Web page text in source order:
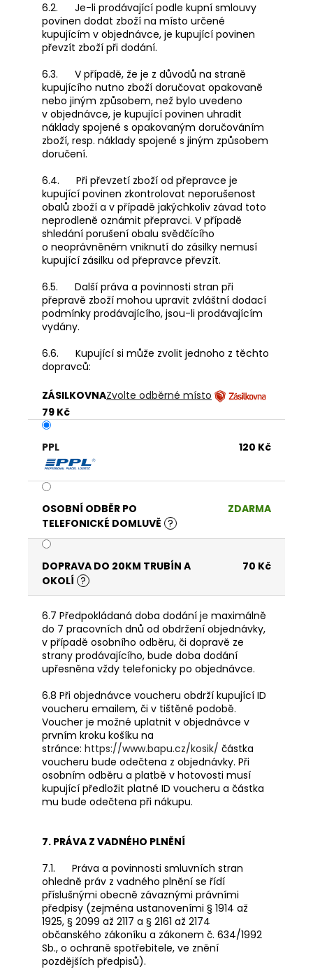
6.2. Je-li prodávající podle kupní smlouvy
povinen dodat zboží na místo určené
kupujícím v objednávce, je kupující povinen
převzít zboží při dodání.
6.3. V případě, že je z důvodů na straně
kupujícího nutno zboží doručovat opakovaně
nebo jiným způsobem, než bylo uvedeno
v objednávce, je kupující povinen uhradit
náklady spojené s opakovaným doručováním
zboží, resp. náklady spojené s jiným způsobem
doručení.
6.4. Při převzetí zboží od přepravce je
kupující povinen zkontrolovat neporušenost
obalů zboží a v případě jakýchkoliv závad toto
neprodleně oznámit přepravci. V případě
shledání porušení obalu svědčícího
o neoprávněném vniknutí do zásilky nemusí
kupující zásilku od přepravce převzít.
6.5. Další práva a povinnosti stran při
přepravě zboží mohou upravit zvláštní dodací
podmínky prodávajícího, jsou-li prodávajícím
vydány.
6.6. Kupující si může zvolit jednoho z těchto
dopravců:
ZÁSILKOVNAZvolte odběrné místo
79 Kč
PPL 120 Kč
OSOBNÍ ODBĚR PO
TELEFONICKÉ DOMLUVĚ ?
ZDARMA
DOPRAVA DO 20KM TRUBÍN A
OKOLÍ ?
70 Kč
6.7 Předpokládaná doba dodání je maximálně
do 7 pracovních dnů od obdržení objednávky,
v případě osobního odběru, či dopravě ze
strany prodávajícího, bude doba dodání
upřesněna vždy telefonicky po objednávce.
6.8 Při objednávce voucheru obdrží kupující ID
voucheru emailem, či v tištěné podobě.
Voucher je možné uplatnit v objednávce v
prvním kroku košíku na
stránce: https://www.bapu.cz/kosik/ částka
voucheru bude odečtena z objednávky. Při
osobním odběru a platbě v hotovosti musí
kupující předložit platné ID voucheru a částka
mu bude odečtena při nákupu.
7. PRÁVA Z VADNÉHO PLNĚNÍ
7.1. Práva a povinnosti smluvních stran
ohledně práv z vadného plnění se řídí
příslušnými obecně závaznými právními
předpisy (zejména ustanoveními § 1914 až
1925, § 2099 až 2117 a § 2161 až 2174
občanského zákoníku a zákonem č. 634/1992
Sb., o ochraně spotřebitele, ve znění
pozdějších předpisů).